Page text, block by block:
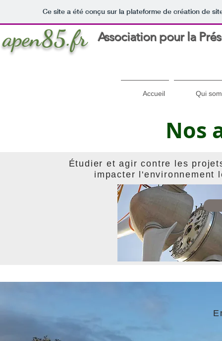
Ce site a été conçu sur la plateforme de création de
apen85.fr Association pour la
Accueil Qui
Nos
Étudier et agir contre les
impacter l'environnement